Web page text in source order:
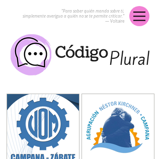
“Para saber quién manda sobre ti,
simplemente averigua a quién no se te permite criticar.”
― Voltaire